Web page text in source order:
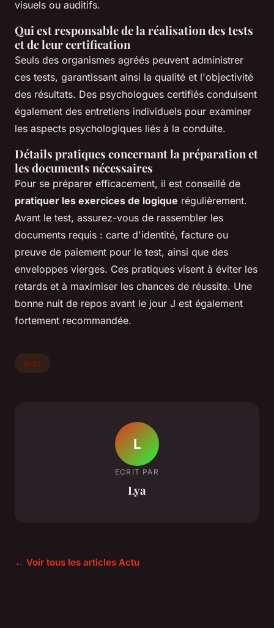
visuels ou auditifs.
Qui est responsable de la réalisation des tests
et de leur certification
Seuls des organismes agréés peuvent administrer
ces tests, garantissant ainsi la qualité et l'objectivité
des résultats. Des psychologues certifiés conduisent
également des entretiens individuels pour examiner
les aspects psychologiques liés à la conduite.
Détails pratiques concernant la préparation et
les documents nécessaires
Pour se préparer efficacement, il est conseillé de
pratiquer les exercices de logique régulièrement.
Avant le test, assurez-vous de rassembler les
documents requis : carte d'identité, facture ou
preuve de paiement pour le test, ainsi que des
enveloppes vierges. Ces pratiques visent à éviter les
retards et à maximiser les chances de réussite. Une
bonne nuit de repos avant le jour J est également
fortement recommandée.
Actu
L
ECRIT PAR
Lya
← Voir tous les articles Actu